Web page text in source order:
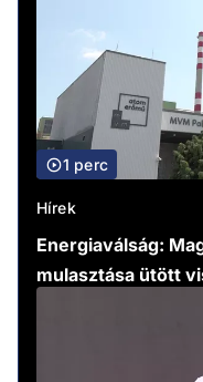
1 perc
Hírek
Energiaválság:
mulasztása ütött